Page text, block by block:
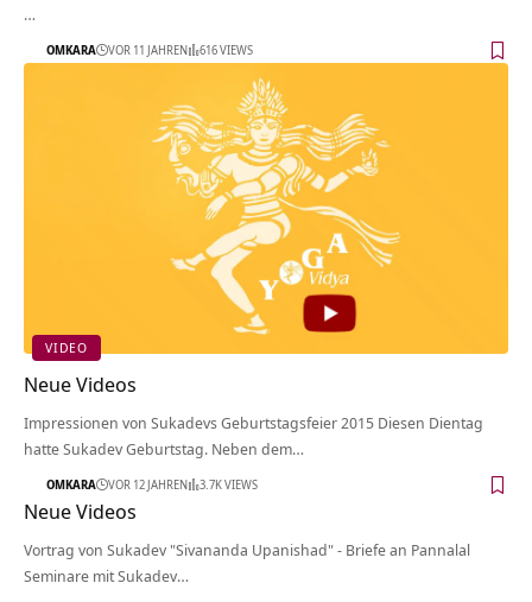
…
OMKARA VOR 11 JAHREN 616 VIEWS
VIDEO
Neue Videos
Impressionen von Sukadevs Geburtstagsfeier 2015 Diesen Dientag
hatte Sukadev Geburtstag. Neben dem…
OMKARA VOR 12 JAHREN 3.7K VIEWS
Neue Videos
Vortrag von Sukadev "Sivananda Upanishad" - Briefe an Pannalal
Seminare mit Sukadev…